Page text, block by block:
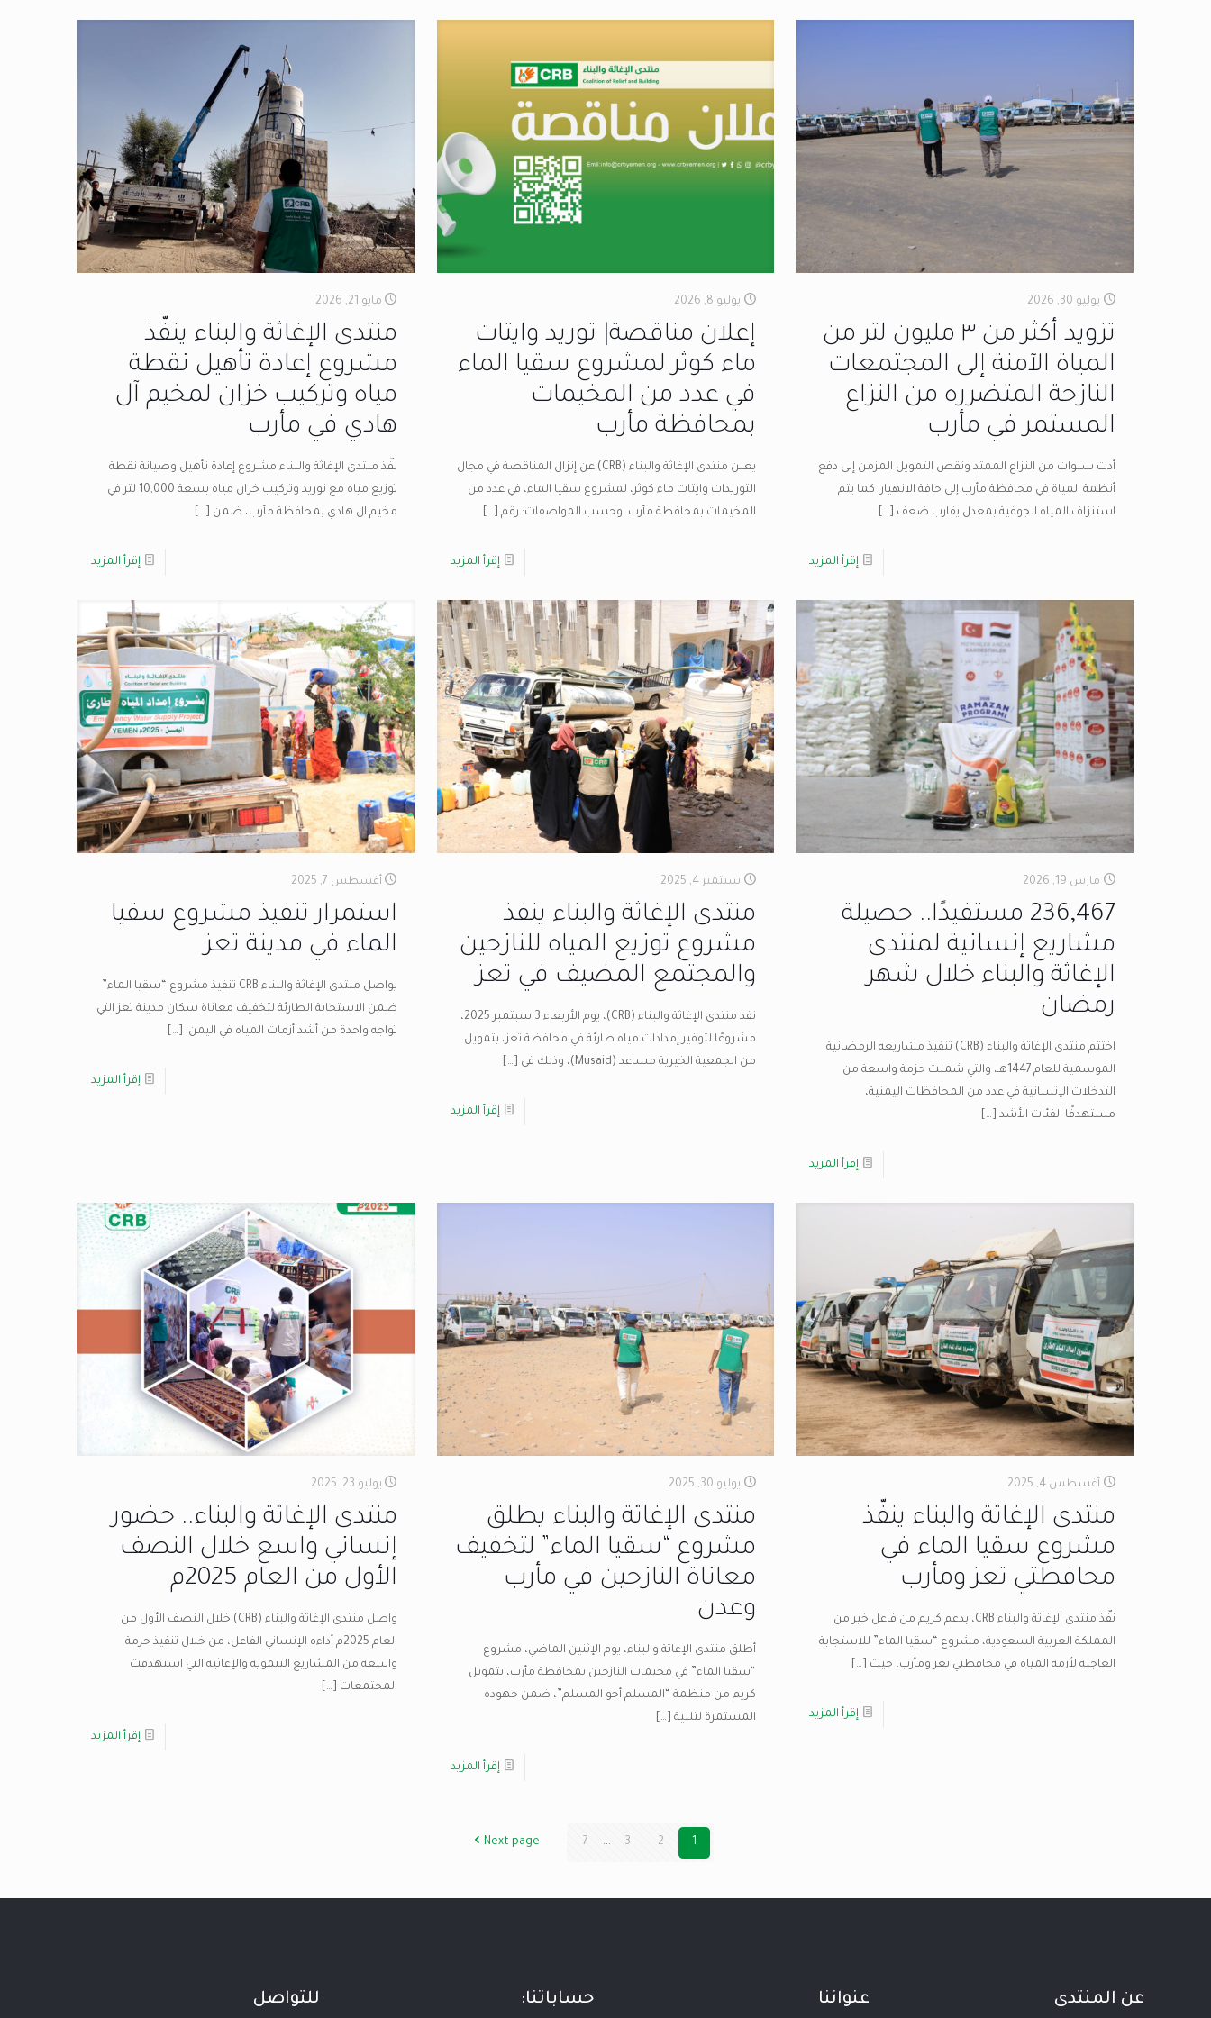
يوليو 30, 2026
تزويد أكثر من ٣ مليون لتر من
المياة الآمنة إلى المجتمعات
النازحة المتضرره من النزاع
المستمر في مأرب
أدت سنوات من النزاع الممتد ونقص التمويل المزمن إلى دفع
أنظمة المياة في محافظة مأرب إلى حافة الانهيار. كما يتم
استنزاف المياه الجوفية بمعدل يقارب ضعف […]
إقرأ المزيد
يوليو 8, 2026
إعلان مناقصة| توريد وايتات
ماء كوثر لمشروع سقيا الماء
في عدد من المخيمات
بمحافظة مأرب
يعلن منتدى الإغاثة والبناء (CRB) عن إنزال المناقصة في مجال
التوريدات وايتات ماء كوثر، لمشروع سقيا الماء، في عدد من
المخيمات بمحافظة مأرب. وحسب المواصفات: رقم[…]
إقرأ المزيد
مايو 21, 2026
منتدى الإغاثة والبناء ينفّذ
مشروع إعادة تأهيل نقطة
مياه وتركيب خزان لمخيم آل
هادي في مأرب
نفّذ منتدى الإغاثة والبناء مشروع إعادة تأهيل وصيانة نقطة
توزيع مياه مع توريد وتركيب خزان مياه بسعة 10,000 لتر في
مخيم آل هادي بمحافظة مأرب، ضمن […]
إقرأ المزيد
مارس 19, 2026
236,467 مستفيدًا.. حصيلة
مشاريع إنسانية لمنتدى
الإغاثة والبناء خلال شهر
رمضان
اختتم منتدى الإغاثة والبناء (CRB) تنفيذ مشاريعه الرمضانية
الموسمية للعام 1447هـ، والتي شملت حزمة واسعة من
التدخلات الإنسانية في عدد من المحافظات اليمنية،
مستهدفًا الفئات الأشد[…]
إقرأ المزيد
سبتمبر 4, 2025
منتدى الإغاثة والبناء ينفذ
مشروع توزيع المياه للنازحين
والمجتمع المضيف في تعز
نفذ منتدى الإغاثة والبناء (CRB)، يوم الأربعاء 3 سبتمبر 2025،
مشروعًا لتوفير إمدادات مياه طارئة في محافظة تعز، بتمويل
من الجمعية الخيرية مساعد (Musaid)، وذلك في
[…]
إقرأ المزيد
أغسطس 7, 2025
استمرار تنفيذ مشروع سقيا
الماء في مدينة تعز
يواصل منتدى الإغاثة والبناء CRB تنفيذ مشروع “سقيا الماء”
ضمن الاستجابة الطارئة لتخفيف معاناة سكان مدينة تعز التي
تواجه واحدة من أشد أزمات المياه في اليمن. […]
إقرأ المزيد
أغسطس 4, 2025
منتدى الإغاثة والبناء ينفّذ
مشروع سقيا الماء في
محافظتي تعز ومأرب
نفّذ منتدى الإغاثة والبناء CRB، بدعم كريم من فاعل خير من
المملكة العربية السعودية، مشروع “سقيا الماء” للاستجابة
العاجلة لأزمة المياه في محافظتي تعز ومأرب، حيث […]
إقرأ المزيد
يوليو 30, 2025
منتدى الإغاثة والبناء يطلق
مشروع “سقيا الماء” لتخفيف
معاناة النازحين في مأرب
وعدن
أطلق منتدى الإغاثة والبناء، يوم الإثنين الماضي، مشروع
“سقيا الماء” في مخيمات النازحين بمحافظة مأرب، بتمويل
كريم من منظمة “المسلم أخو المسلم”، ضمن جهوده
المستمرة لتلبية[…]
إقرأ المزيد
يوليو 23, 2025
منتدى الإغاثة والبناء.. حضور
إنساني واسع خلال النصف
الأول من العام 2025م
واصل منتدى الإغاثة والبناء (CRB) خلال النصف الأول من
العام 2025م أداءه الإنساني الفاعل، من خلال تنفيذ حزمة
واسعة من المشاريع التنموية والإغاثية التي استهدفت
المجتمعات […]
إقرأ المزيد
1
2
3
...
7
Next page
عن المنتدى عنواننا حساباتنا: للتواصل